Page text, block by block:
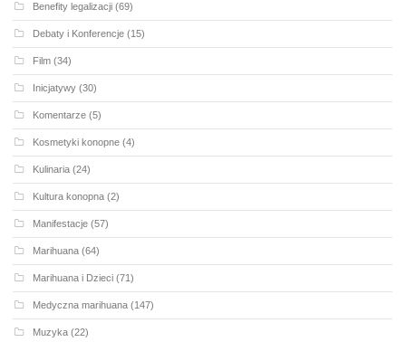
Benefity legalizacji (69)
Debaty i Konferencje (15)
Film (34)
Inicjatywy (30)
Komentarze (5)
Kosmetyki konopne (4)
Kulinaria (24)
Kultura konopna (2)
Manifestacje (57)
Marihuana (64)
Marihuana i Dzieci (71)
Medyczna marihuana (147)
Muzyka (22)